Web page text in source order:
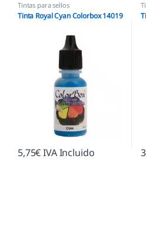
Tintas para sellos
Tinta Royal Cyan Colorbox 14019
5,75€IVA Incluido